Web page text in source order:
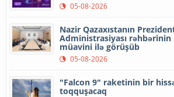
05-08-2026
Nazir Qazaxıstanın
Administrasiyası rəhbərinin
müavini ilə görüşüb
05-08-2026
"Falcon 9" raketinin bir
toqquşacaq